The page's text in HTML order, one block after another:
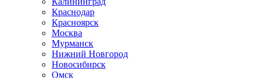
Краснодар
Красноярск
Москва
Мурманск
Нижний Новгород
Новосибирск
Омск